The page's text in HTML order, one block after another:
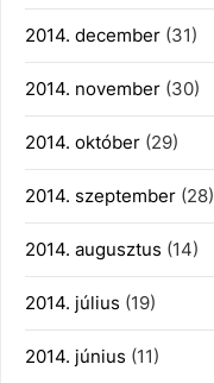
2014. december (31)
2014. november (30)
2014. október (29)
2014. szeptember (28)
2014. augusztus (14)
2014. július (19)
2014. június (11)